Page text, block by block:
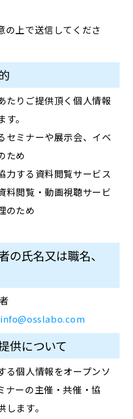
の上で送信してくださ
たりご提供頂く個人情報
。
セミナーや展示会、イベ
ため
力する資料閲覧サービス
料閲覧・動画視聴サービ
のため
の氏名又は職名、
info@osslabo.com
供について
る個人情報をオープンソ
ナーの主催・共催・協
ます。